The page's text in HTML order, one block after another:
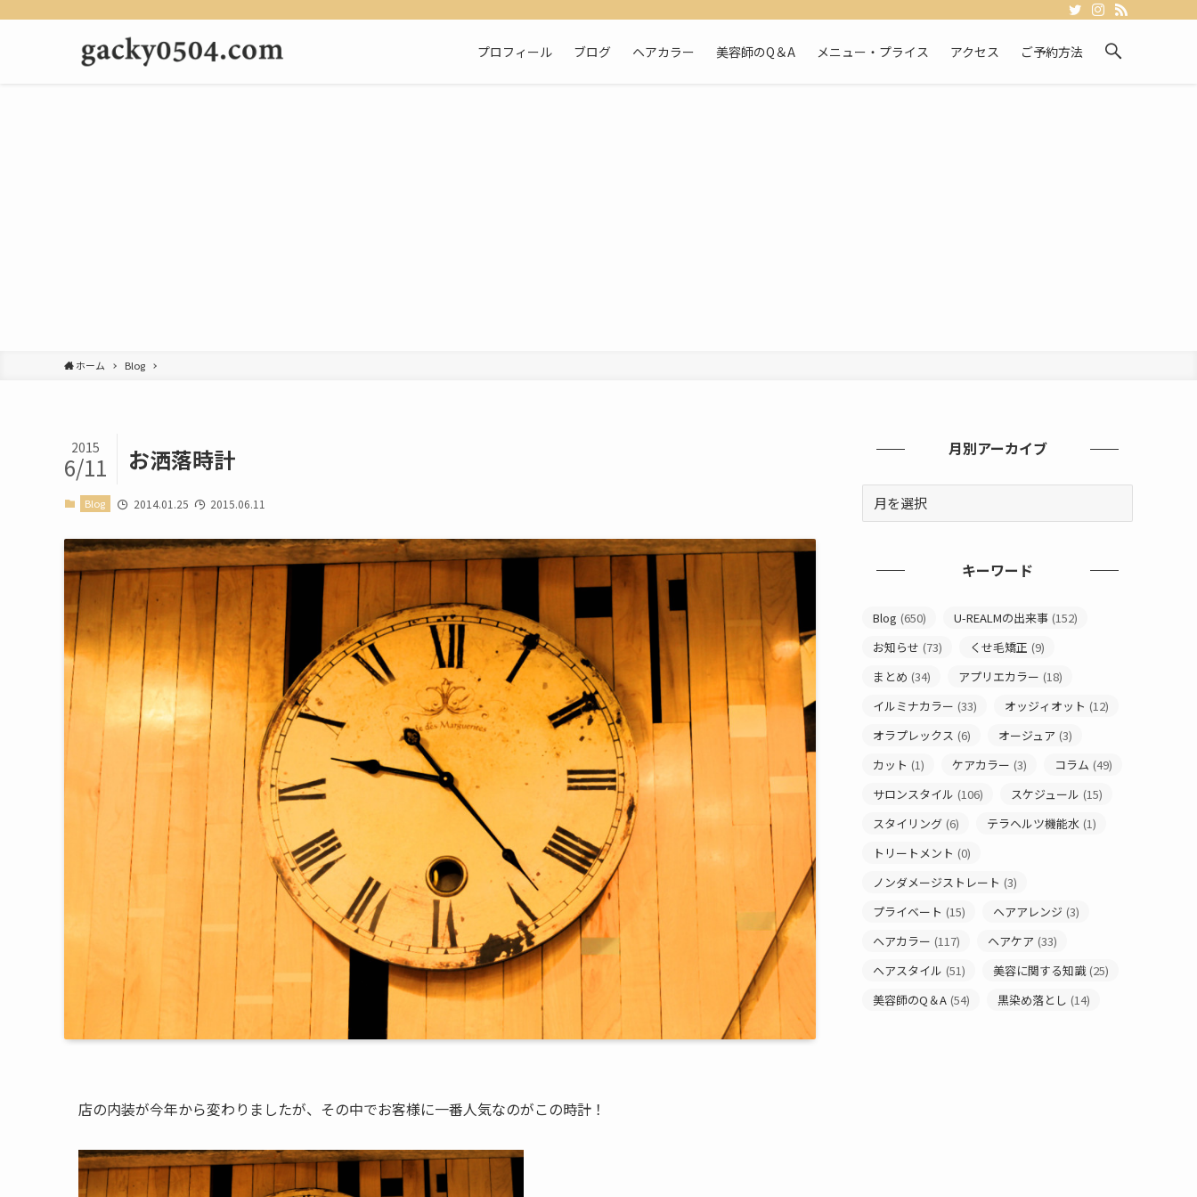
プロフィール ブログ ヘアカラー 美容師のQ＆A メニュー・プライス アクセス ご予約方法
ホーム Blog
お洒落時計
2015
6/11
Blog 2014.01.25 2015.06.11
店の内装が今年から変わりましたが、その中でお客様に一番人気なのがこの時計！
月別アーカイブ
キーワード
Blog (650) U-REALMの出来事 (152)
お知らせ (73) くせ毛矯正 (9)
まとめ (34) アプリエカラー (18)
イルミナカラー (33) オッジィオット (12)
オラプレックス (6) オージュア (3)
カット (1) ケアカラー (3) コラム (49)
サロンスタイル (106) スケジュール (15)
スタイリング (6) テラヘルツ機能水 (1)
トリートメント (0)
ノンダメージストレート (3)
プライベート (15) ヘアアレンジ (3)
ヘアカラー (117) ヘアケア (33)
ヘアスタイル (51) 美容に関する知識 (25)
美容師のQ＆A (54) 黒染め落とし (14)